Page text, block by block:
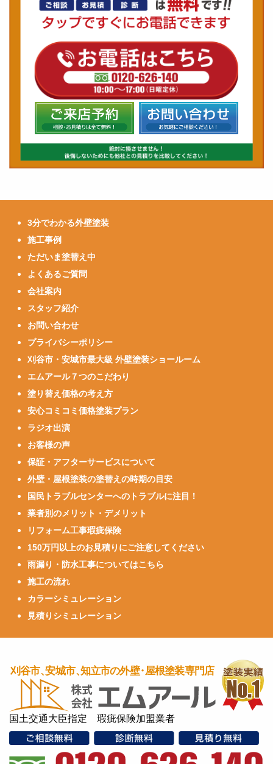
3分でわかる外壁塗装
施工事例
ただいま塗替え中
よくあるご質問
会社案内
スタッフ紹介
お問い合わせ
プライバシーポリシー
刈谷市・安城市最大級 外壁塗装ショールーム
エムアール７つのこだわり
塗り替え価格の考え方
安心コミコミ価格塗装プラン
ラジオ出演
お客様の声
保証・アフターサービスについて
外壁・屋根塗装の塗替えの時期の目安
国民トラブルセンターへのトラブルに注目！
業者別のメリット・デメリット
リフォーム工事瑕疵保険
150万円以上のお見積りにご注意してください
雨漏り・防水工事についてはこちら
施工の流れ
カラーシミュレーション
見積りシミュレーション
国土交通大臣指定 瑕疵保険加盟業者